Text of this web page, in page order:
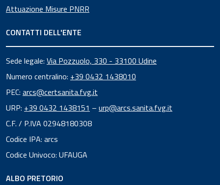
Attuazione Misure PNRR
CONTATTI DELL'ENTE
Sede legale: Via Pozzuolo, 330 - 33100 Udine
Numero centralino: +39 0432 1438010
PEC: arcs@certsanita.fvg.it
URP: +39 0432 1438151 – urp@arcs.sanita.fvg.it
C.F. / P.IVA 02948180308
Codice IPA: arcs
Codice Univoco: UFAUGA
ALBO PRETORIO